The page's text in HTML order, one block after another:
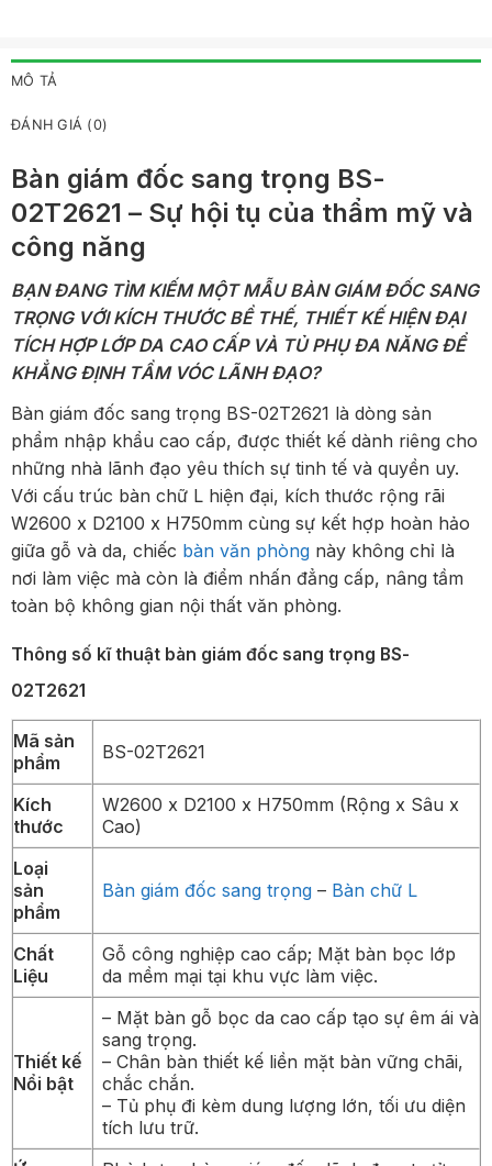
MÔ TẢ
ĐÁNH GIÁ (0)
Bàn giám đốc sang trọng BS-
02T2621 – Sự hội tụ của thẩm mỹ và
công năng
BẠN ĐANG TÌM KIẾM MỘT MẪU BÀN GIÁM ĐỐC SANG
TRỌNG VỚI KÍCH THƯỚC BỀ THẾ, THIẾT KẾ HIỆN ĐẠI
TÍCH HỢP LỚP DA CAO CẤP VÀ TỦ PHỤ ĐA NĂNG ĐỂ
KHẲNG ĐỊNH TẦM VÓC LÃNH ĐẠO?
Bàn giám đốc sang trọng BS-02T2621 là dòng sản
phẩm nhập khẩu cao cấp, được thiết kế dành riêng cho
những nhà lãnh đạo yêu thích sự tinh tế và quyền uy.
Với cấu trúc bàn chữ L hiện đại, kích thước rộng rãi
W2600 x D2100 x H750mm cùng sự kết hợp hoàn hảo
giữa gỗ và da, chiếc bàn văn phòng này không chỉ là
nơi làm việc mà còn là điểm nhấn đẳng cấp, nâng tầm
toàn bộ không gian nội thất văn phòng.
Thông số kĩ thuật bàn giám đốc sang trọng BS-
02T2621
Mã sản
phẩm
BS-02T2621
Kích
thước
W2600 x D2100 x H750mm (Rộng x Sâu x
Cao)
Loại
sản
phẩm
Bàn giám đốc sang trọng – Bàn chữ L
Chất
Liệu
Gỗ công nghiệp cao cấp; Mặt bàn bọc lớp
da mềm mại tại khu vực làm việc.
Thiết kế
Nổi bật
– Mặt bàn gỗ bọc da cao cấp tạo sự êm ái và
sang trọng.
– Chân bàn thiết kế liền mặt bàn vững chãi,
chắc chắn.
– Tủ phụ đi kèm dung lượng lớn, tối ưu diện
tích lưu trữ.